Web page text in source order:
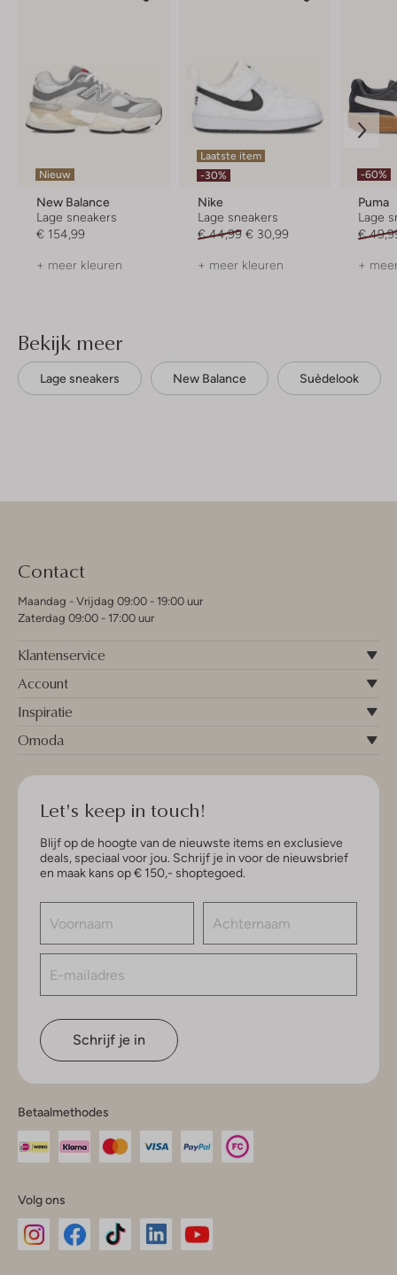
Nieuw
New Balance
Lage sneakers
€ 154,99
+ meer kleuren
Laatste item
-30%
Nike
Lage sneakers
€ 44,99 € 30,99
+ meer kleuren
-60%
Puma
Lage
€
+
Bekijk meer
Lage sneakers New Balance Suèdelook
Contact
Maandag - Vrijdag 09:00 - 19:00 uur
Zaterdag 09:00 - 17:00 uur
Klantenservice
Account
Inspiratie
Omoda
Let's keep in touch!
Blijf op de hoogte van de nieuwste items en exclusieve
deals, speciaal voor jou. Schrijf je in voor de nieuwsbrief
en maak kans op € 150,- shoptegoed.
Schrijf je in
Betaalmethodes
Volg ons